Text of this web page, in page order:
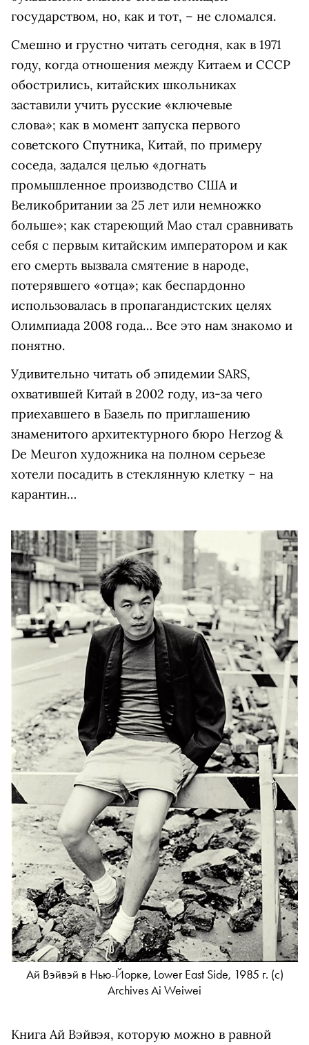
государством, но, как и тот, – не сломался.
Смешно и грустно читать сегодня, как в 1971
году, когда отношения между Китаем и СССР
обострились, китайских школьниках
заставили учить русские «ключевые
слова»; как в момент запуска первого
советского Спутника, Китай, по примеру
соседа, задался целью «догнать
промышленное производство США и
Великобритании за 25 лет или немножко
больше»; как стареющий Мао стал сравнивать
себя с первым китайским императором и как
его смерть вызвала смятение в народе,
потерявшего «отца»; как беспардонно
использовалась в пропагандистских целях
Олимпиада 2008 года… Все это нам знакомо и
понятно.
Удивительно читать об эпидемии SARS,
охватившей Китай в 2002 году, из-за чего
приехавшего в Базель по приглашению
знаменитого архитектурного бюро Herzog &
De Meuron художника на полном серьезе
хотели посадить в стеклянную клетку – на
карантин…
Ай Вэйвэй в Нью-Йорке, Lower East Side, 1985 г. (c)
Archives Ai Weiwei
Книга Ай Вэйвэя, которую можно в равной